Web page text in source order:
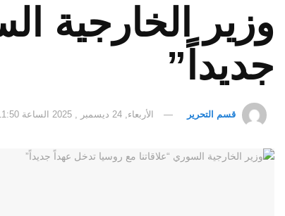
وزير الخارجية
جديداً”
قسم التحرير الأربعاء, 24 ديسمبر , 2025 الساعة 11:50 صباحًا (مكة المكرمة)